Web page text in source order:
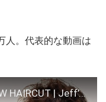
人。代表的な動画は
GIVING DAVID DOBRIK A NEW HAIRCUT | Jeff’s Barbershop